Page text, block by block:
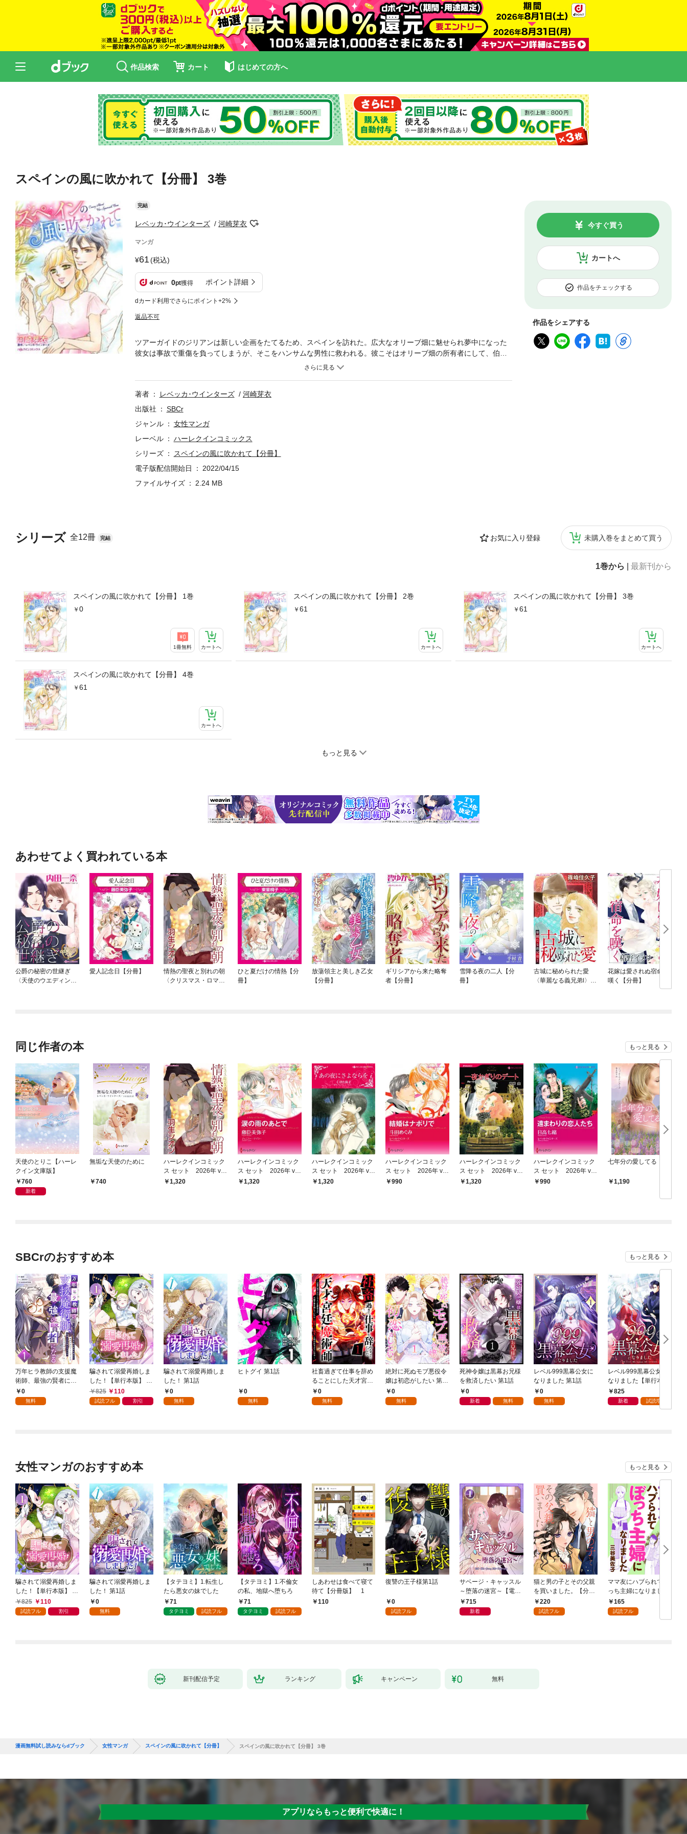
作品検索 カート はじめての方へ
スペインの風に吹かれて【分冊】 3巻
完結
レベッカ･ウインターズ 河崎芽衣
マンガ
61(税込)
0pt獲得 ポイント詳細
dカード利用でさらにポイント+2%
返品不可
カートへ
今すぐ買う
作品をチェックする
作品をシェアする
シリーズ 全12冊 完結 お気に入り登録 未購入巻をまとめて買う
1巻から 最新刊から
スペインの風に吹かれて【分冊】 1巻
0
1冊無料 カートへ
スペインの風に吹かれて【分冊】 2巻
61
カートへ
スペインの風に吹かれて【分冊】 3巻
61
カートへ
スペインの風に吹かれて【分冊】 4巻
61
カートへ
もっと見る
ツアーガイドのジリアンは新しい企画をたてるため、スペインを訪れた。広大なオリーブ畑に魅せられ夢中になった
彼女は事故で重傷を負ってしまうが、そこをハンサムな男性に救われる。彼こそはオリーブ畑の所有者にして、伯爵
家の血をひくレミヒオ。傷が癒えるまで彼の城に滞在することになり、ジリアンはそのやさしさに心がざわめく。だ
著者
レベッカ･ウインターズ
河崎芽衣
出版社
SBCr
ジャンル
女性マンガ
レーベル
ハーレクインコミックス
シリーズ
スペインの風に吹かれて【分冊】
電子版配信開始日
2022/04/15
ファイルサイズ
2.24 MB
あわせてよく買われている本
公爵の秘密の世継ぎ
〈天使のウエディン
愛人記念日【分冊】
情熱の聖夜と別れの朝
〈クリスマス・ロマン
ひと夏だけの情熱【分
冊】
放蕩領主と美しき乙女
【分冊】
ギリシアから来た略奪
者【分冊】
雪降る夜の二人【分
冊】
古城に秘められた愛
〈華麗なる義兄弟Ⅰ〉
花嫁は愛されぬ宿命を
嘆く【分冊】
同じ作者の本 もっと見る
天使のとりこ【ハーレ
クイン文庫版】
760
新着
無垢な天使のために
740
ハーレクインコミック
ス セット 2026年 vo
l.865
1,320
ハーレクインコミック
ス セット 2026年 vo
l.859
1,320
ハーレクインコミック
ス セット 2026年 vo
l.839
1,320
ハーレクインコミック
ス セット 2026年 vo
l.785
990
ハーレクインコミック
ス セット 2026年 vo
l.844
1,320
ハーレクインコミック
ス セット 2026年 vo
l.782
990
七年分の愛してる
1,190
SBCrのおすすめ本 もっと見る
万年ヒラ教師の支援魔
術師、最強の賢者にな
る～不人気の支援魔術
師は給料泥棒だと魔術
0
無料
騙されて溺愛再婚しま
した！【単行本版】 1
巻825 110
試読フル 割引
騙されて溺愛再婚しま
した！ 第1話
0
無料
ヒトグイ 第1話
0
無料
社畜過ぎて仕事を辞め
ることにした天才宮廷
魔術師～辺境の地でス
ローライフを夢見る
0
無料
絶対に死ぬモブ悪役令
嬢は初恋がしたい 第1
話0
無料
死神令嬢は黒幕お兄様
を救済したい 第1話
0
新着 無料
レベル999黒幕公女に
なりました 第1話
0
無料
レベル999黒幕公女に
なりました【単行本
版】 1巻
825
新着 試読増量
女性マンガのおすすめ本 もっと見る
騙されて溺愛再婚しま
した！【単行本版】 1
巻825 110
試読フル 割引
騙されて溺愛再婚しま
した！ 第1話
0
無料
【タテヨミ】1.転生し
たら悪女の妹でした
71
タテヨミ 試読フル
【タテヨミ】1.不倫女
の私、地獄へ堕ちろ
71
タテヨミ 試読フル
しあわせは食べて寝て
待て【分冊版】 1
110
復讐の王子様第1話
0
試読フル
サベージ・キャッスル
～堕落の迷宮～【電子
単行本版】 第1巻
715
新着
猫と男の子とその父親
を買いました。【分冊
版】 1
220
試読フル
ママ友にハブられてぼ
っち主婦になりました
【分冊版】 1
165
試読フル
新刊配信予定 ランキング キャンペーン 無料
漫画無料試し読みならdブック 女性マンガ スペインの風に吹かれて【分冊】 スペインの風に吹かれて【分冊】 3巻
アプリならもっと便利で快適に！